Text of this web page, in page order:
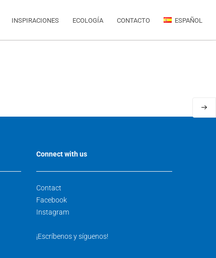
INSPIRACIONES ECOLOGÍA CONTACTO ESPAÑOL
Connect with us
Contact
Facebook
Instagram
¡Escríbenos y síguenos!